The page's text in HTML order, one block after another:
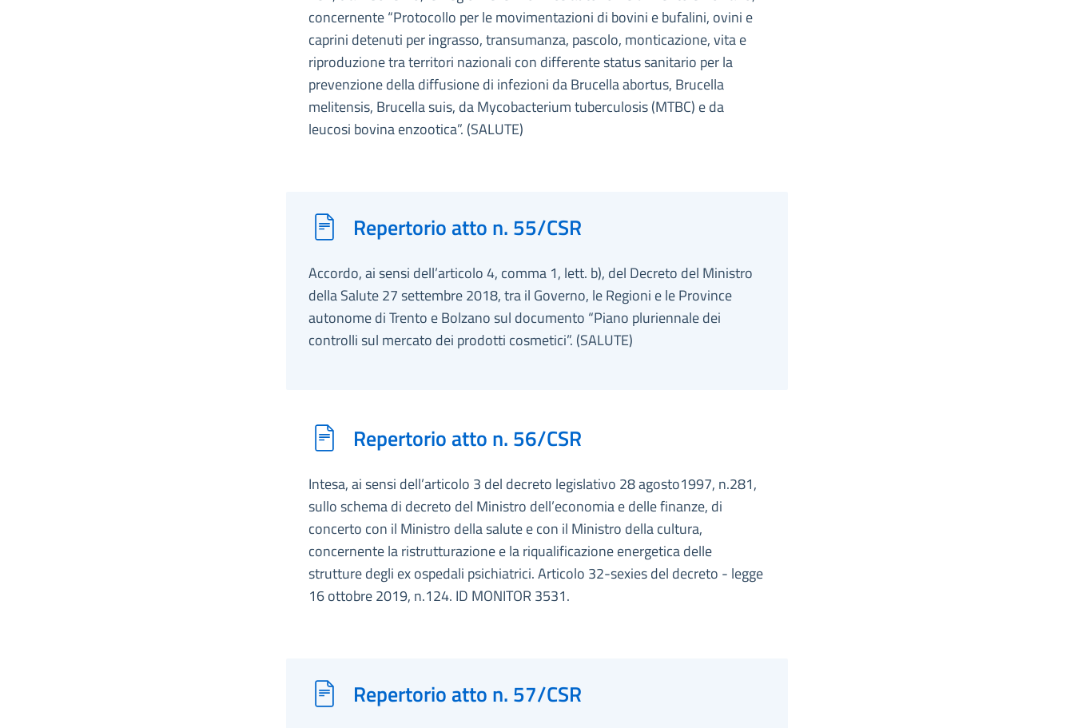
concernente “Protocollo per le movimentazioni di bovini e bufalini, ovini e
caprini detenuti per ingrasso, transumanza, pascolo, monticazione, vita e
riproduzione tra territori nazionali con differente status sanitario per la
prevenzione della diffusione di infezioni da Brucella abortus, Brucella
melitensis, Brucella suis, da Mycobacterium tuberculosis (MTBC) e da
leucosi bovina enzootica”. (SALUTE)
Repertorio atto n. 55/CSR
Accordo, ai sensi dell’articolo 4, comma 1, lett. b), del Decreto del Ministro
della Salute 27 settembre 2018, tra il Governo, le Regioni e le Province
autonome di Trento e Bolzano sul documento “Piano pluriennale dei
controlli sul mercato dei prodotti cosmetici”. (SALUTE)
Repertorio atto n. 56/CSR
Intesa, ai sensi dell’articolo 3 del decreto legislativo 28 agosto1997, n.281,
sullo schema di decreto del Ministro dell’economia e delle finanze, di
concerto con il Ministro della salute e con il Ministro della cultura,
concernente la ristrutturazione e la riqualificazione energetica delle
strutture degli ex ospedali psichiatrici. Articolo 32-sexies del decreto - legge
16 ottobre 2019, n.124. ID MONITOR 3531.
Repertorio atto n. 57/CSR